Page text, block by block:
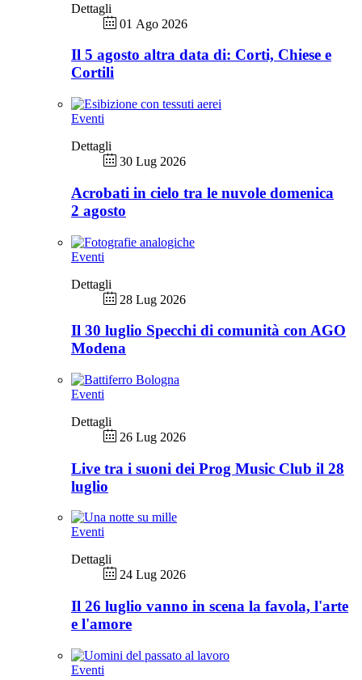
Dettagli
01 Ago 2026
Il 5 agosto altra data di: Corti, Chiese e
Cortili
Eventi
Dettagli
30 Lug 2026
Acrobati in cielo tra le nuvole domenica
2 agosto
Eventi
Dettagli
28 Lug 2026
Il 30 luglio Specchi di comunità con AGO
Modena
Eventi
Dettagli
26 Lug 2026
Live tra i suoni dei Prog Music Club il 28
luglio
Eventi
Dettagli
24 Lug 2026
Il 26 luglio vanno in scena la favola, l'arte
e l'amore
Eventi